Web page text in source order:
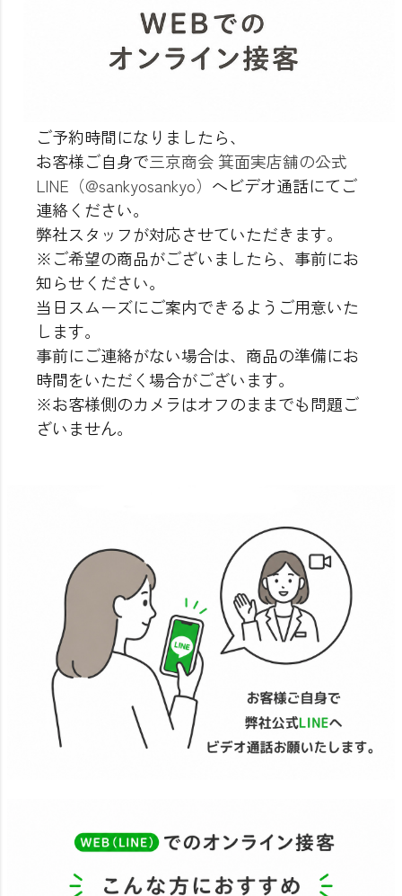
ご予約時間になりましたら、
お客様ご自身で三京商会 箕面実店舗の公式
LINE（@sankyosankyo） へビデオ通話にてご
連絡ください。
弊社スタッフが対応させていただきます。
※ご希望の商品がございましたら、事前にお
知らせください。
当日スムーズにご案内できるようご用意いた
します。
事前にご連絡がない場合は、商品の準備にお
時間をいただく場合がございます。
※お客様側のカメラはオフのままでも問題ご
ざいません。